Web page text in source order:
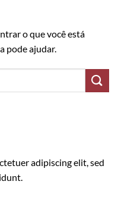
o que você está
pode ajudar.
adipiscing elit, sed